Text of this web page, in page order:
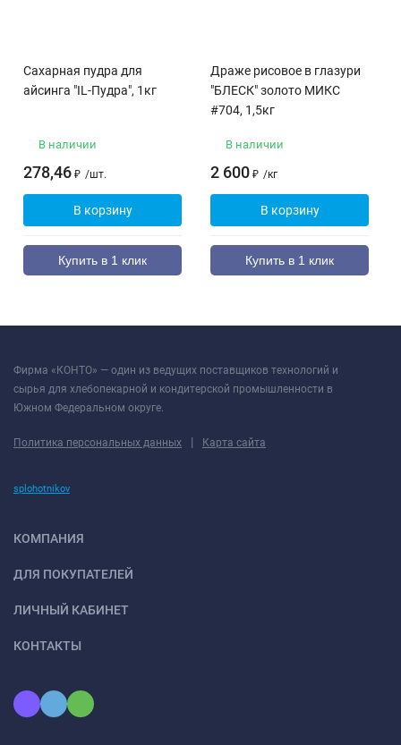
Сахарная пудра для
айсинга "IL-Пудра", 1кг
В наличии
278,46 ₽ /шт.
В корзину
Купить в 1 клик
Драже рисовое в глазури
"БЛЕСК" золото МИКС
#704, 1,5кг
В наличии
2 600 ₽ /кг
В корзину
Купить в 1 клик
Фирма «КОНТО» — один из ведущих поставщиков технологий и
сырья для хлебопекарной и кондитерской промышленности в
Южном Федеральном округе.
Политика персональных данных | Карта сайта
splohotnikov
КОМПАНИЯ
ДЛЯ ПОКУПАТЕЛЕЙ
ЛИЧНЫЙ КАБИНЕТ
КОНТАКТЫ